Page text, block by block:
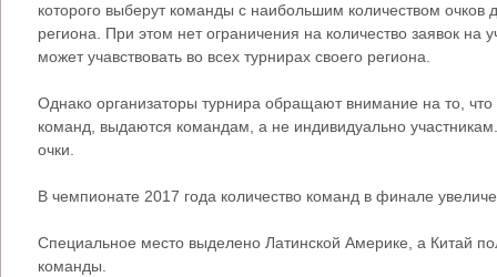
которого выберут команды с наибольшим количеством очков
региона. При этом нет ограничения на количество заявок на
может учавствовать во всех турнирах своего региона.
Однако организаторы турнира обращают внимание на то, что
команд, выдаются командам, а не индивидуально
очки.
В чемпионате 2017 года количество команд в финале
Специальное место выделено Латинской Америке, а Китай
команды.